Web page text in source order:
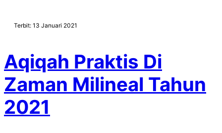
Terbit: 13 Januari 2021
Aqiqah Praktis Di
Zaman Milineal Tahun
2021